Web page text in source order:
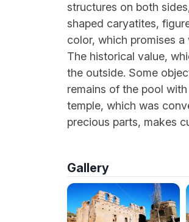
structures on both
shaped caryatites,
color, which promises
The historical value,
the outside. Some
remains of the pool
temple, which was
precious parts, makes
Gallery